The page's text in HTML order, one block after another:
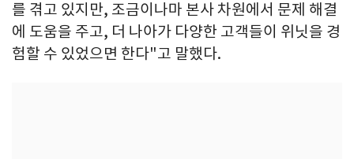
를 겪고 있지만, 조금이나마 본사 차원에서 문제 해결
에 도움을 주고, 더 나아가 다양한 고객들이 위닛을 경
험할 수 있었으면 한다"고 말했다.